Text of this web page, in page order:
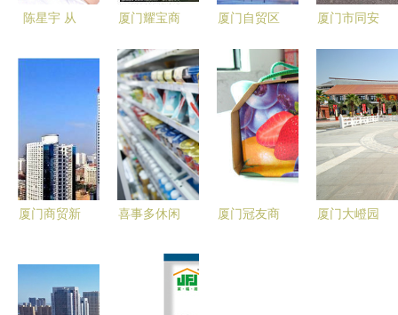
陈星宇 从
英的成长之
路
厦门耀宝商
门商贸新篇
章的卓越力
量
厦门自贸区
划完成过
半，商贸发
展迈入新阶
段
厦门市同安
分析与商贸
流通展望
厦门商贸新
发、国贸首
次荣登世界
喜事多休闲
商贸领域的
甜蜜新势力
厦门冠友商
厦门大嶝园